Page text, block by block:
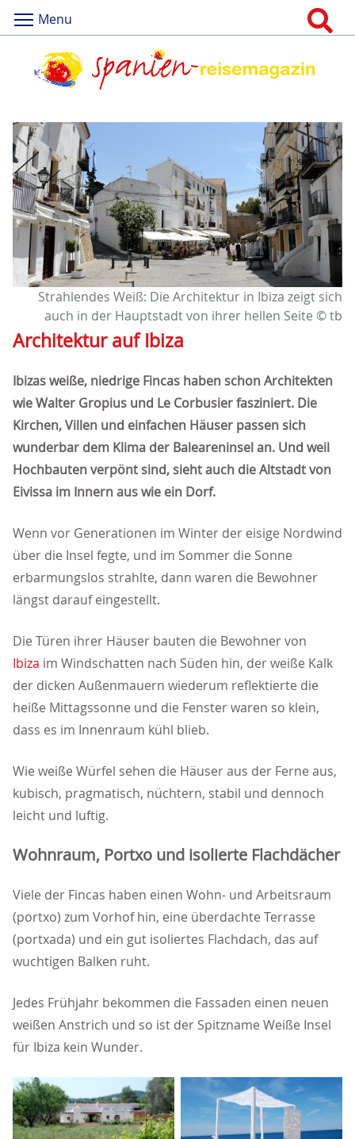
Menu
Strahlendes Weiß: Die Architektur in Ibiza zeigt sich
auch in der Hauptstadt von ihrer hellen Seite © tb
Architektur auf Ibiza
Ibizas weiße, niedrige Fincas haben schon Architekten
wie Walter Gropius und Le Corbusier fasziniert. Die
Kirchen, Villen und einfachen Häuser passen sich
wunderbar dem Klima der Baleareninsel an. Und weil
Hochbauten verpönt sind, sieht auch die Altstadt von
Eivissa im Innern aus wie ein Dorf.
Wenn vor Generationen im Winter der eisige Nordwind
über die Insel fegte, und im Sommer die Sonne
erbarmungslos strahlte, dann waren die Bewohner
längst darauf eingestellt.
Die Türen ihrer Häuser bauten die Bewohner von
Ibiza im Windschatten nach Süden hin, der weiße Kalk
der dicken Außenmauern wiederum reflektierte die
heiße Mittagssonne und die Fenster waren so klein,
dass es im Innenraum kühl blieb.
Wie weiße Würfel sehen die Häuser aus der Ferne aus,
kubisch, pragmatisch, nüchtern, stabil und dennoch
leicht und luftig.
Wohnraum, Portxo und isolierte Flachdächer
Viele der Fincas haben einen Wohn- und Arbeitsraum
(portxo) zum Vorhof hin, eine überdachte Terrasse
(portxada) und ein gut isoliertes Flachdach, das auf
wuchtigen Balken ruht.
Jedes Frühjahr bekommen die Fassaden einen neuen
weißen Anstrich und so ist der Spitzname Weiße Insel
für Ibiza kein Wunder.